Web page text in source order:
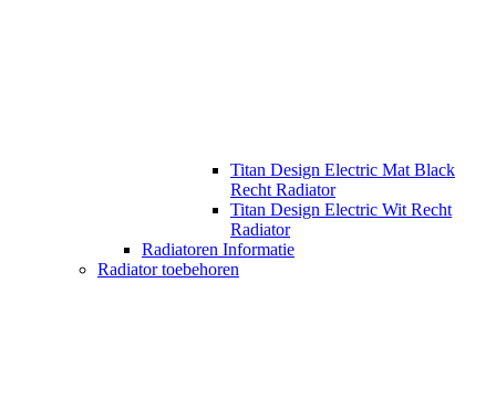
Titan Design Electric Mat Black
Recht Radiator
Titan Design Electric Wit Recht
Radiator
Radiatoren Informatie
Radiator toebehoren